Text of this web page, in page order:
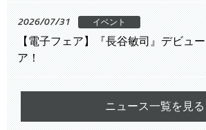
2026/07/31 イベント
【電子フェア】『長谷敏司』デビュ
ア！
ニュース一覧を見る